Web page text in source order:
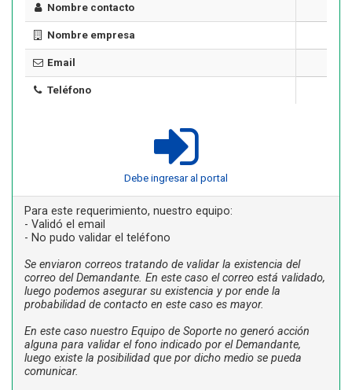
Nombre contacto
Nombre empresa
Email
Teléfono
Debe ingresar al portal
Para este requerimiento, nuestro equipo:
- Validó el email
- No pudo validar el teléfono
Se enviaron correos tratando de validar la existencia del
correo del Demandante. En este caso el correo está validado,
luego podemos asegurar su existencia y por ende la
probabilidad de contacto en este caso es mayor.
En este caso nuestro Equipo de Soporte no generó acción
alguna para validar el fono indicado por el Demandante,
luego existe la posibilidad que por dicho medio se pueda
comunicar.